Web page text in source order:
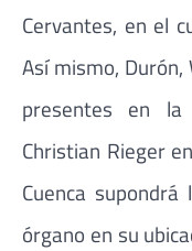
Cervantes, en el
Así mismo,
presentes en
Christian Rieger
Cuenca
órgano en su